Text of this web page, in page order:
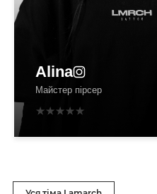
Alina
Майстер пірсер